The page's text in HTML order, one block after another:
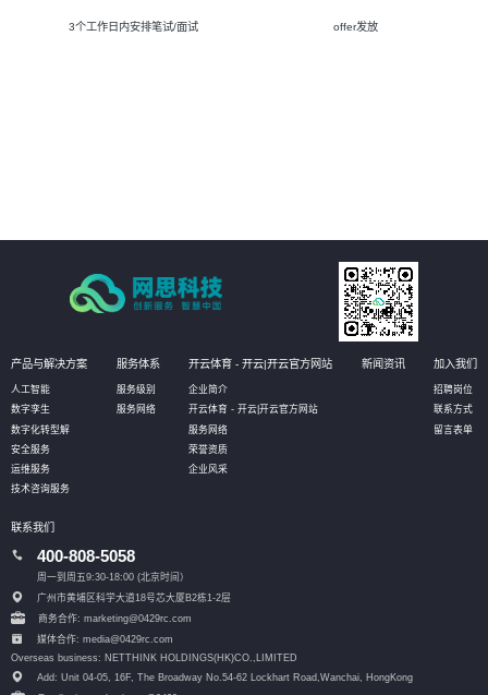
3个工作日内安排笔试/面试 offer发放
产品与解决方案
人工智能
数字孪生
数字化转型解
安全服务
运维服务
技术咨询服务
服务体系
服务级别
服务网络
开云体育 - 开云|开云官方网站
企业简介
开云体育 - 开云|开云官方网站
服务网络
荣誉资质
企业风采
新闻资讯 加入我们
招聘岗位
联系方式
留言表单
联系我们
400-808-5058
周一到周五9:30-18:00 (北京时间）
广州市黄埔区科学大道18号芯大厦B2栋1-2层
商务合作: marketing@0429rc.com
媒体合作: media@0429rc.com
Overseas business: NETTHINK HOLDINGS(HK)CO.,LIMITED
Add: Unit 04-05, 16F, The Broadway No.54-62 Lockhart Road, Wanchai, HongKong